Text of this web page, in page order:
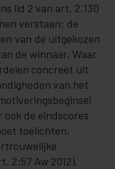
lid 2 van art. 2.130
verstaan: de
van de uitgekozen
de winnaar. Waar
concreet uit
van het
de eindscores
toelichten,
2:57 Aw 2012).